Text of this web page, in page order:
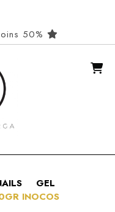
50%
GEL
INOCOS